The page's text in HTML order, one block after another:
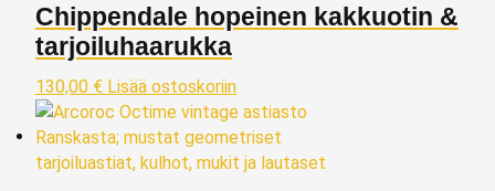
Chippendale hopeinen kakkuotin &
tarjoiluhaarukka
130,00 € Lisää ostoskoriin